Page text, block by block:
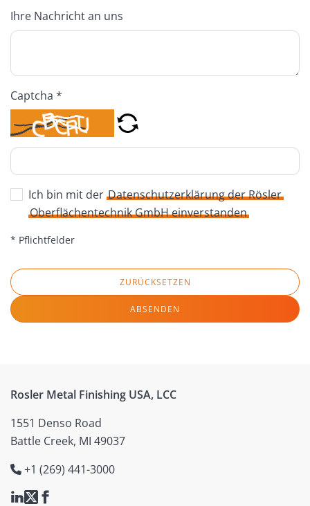
Ihre Nachricht an uns
Captcha *
Ich bin mit der Datenschutzerklärung der Rösler
Oberflächentechnik GmbH einverstanden
* Pflichtfelder
ZURÜCKSETZEN
ABSENDEN
Rosler Metal Finishing USA, LCC
1551 Denso Road
Battle Creek, MI 49037
+1 (269) 441-3000